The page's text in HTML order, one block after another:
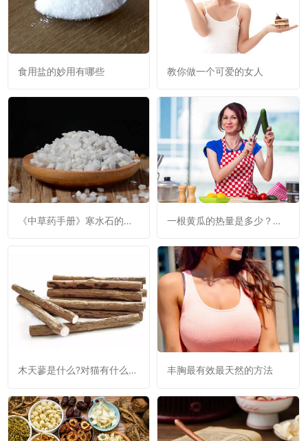
食用盐的妙用有哪些 教你做一个可爱的女人
《中草药手册》寒水石的功
一根黄瓜的热量是多少？黄
木天蓼是什么?对猫有什么作
丰胸最有效最天然的方法